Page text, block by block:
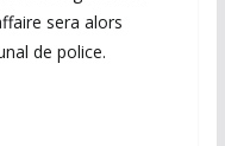
sera alors
de police.